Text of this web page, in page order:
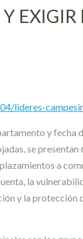
lideres-
y fecha
se
a
la
y la